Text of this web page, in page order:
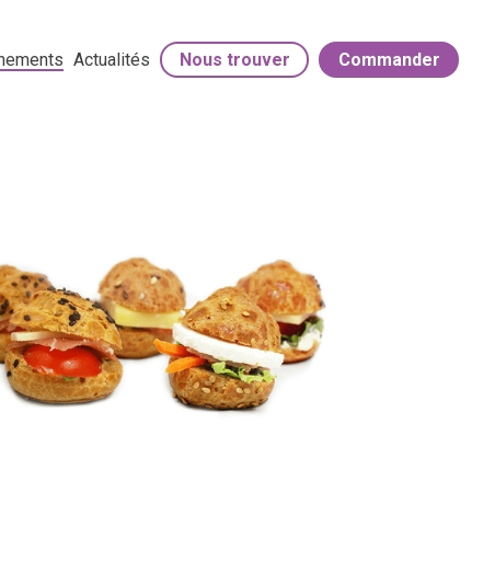
Actualités Nous trouver Commander